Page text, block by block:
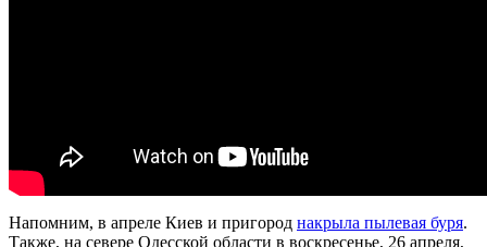
Напомним, в апреле Киев и пригород накрыла пылевая буря.
Также, на севере Одесской области в воскресенье, 26 апреля,